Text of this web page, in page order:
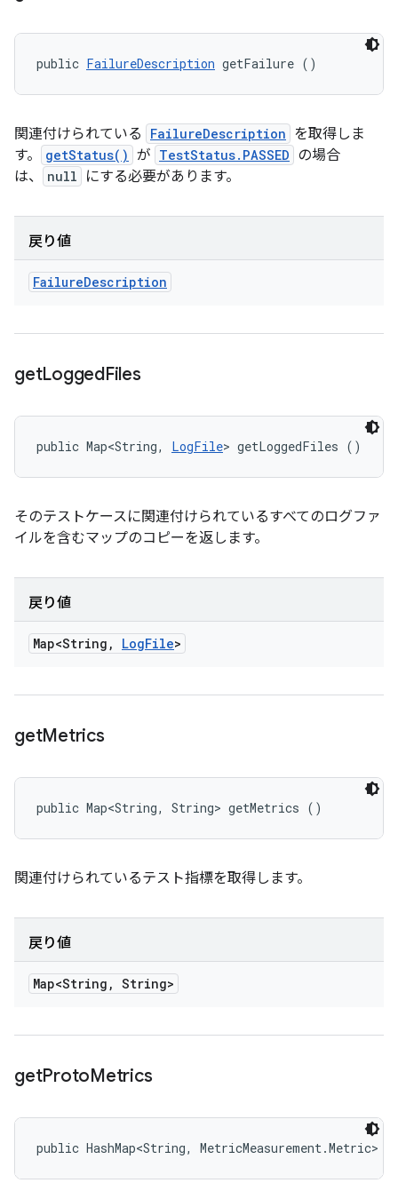
public FailureDescription getFailure ()
関連付けられている FailureDescription を取得しま
す。
getStatus() が TestStatus.PASSED の場合
は、
null にする必要があります。
戻り値
FailureDescription
getLoggedFiles
public Map<String, LogFile> getLoggedFiles ()
そのテストケースに関連付けられているすべてのログファ
イルを含むマップのコピーを返します。
戻り値
Map<String , LogFile>
getMetrics
public Map<String, String> getMetrics ()
関連付けられているテスト指標を取得します。
戻り値
Map<String , String>
getProtoMetrics
public HashMap<String, MetricMeasurement.Metric>